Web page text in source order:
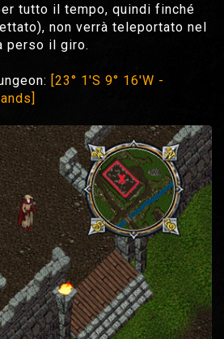
tutto il tempo, quindi finché
non verrà teleportato nel
perso il giro.
[23° 1'S 9° 16'W -